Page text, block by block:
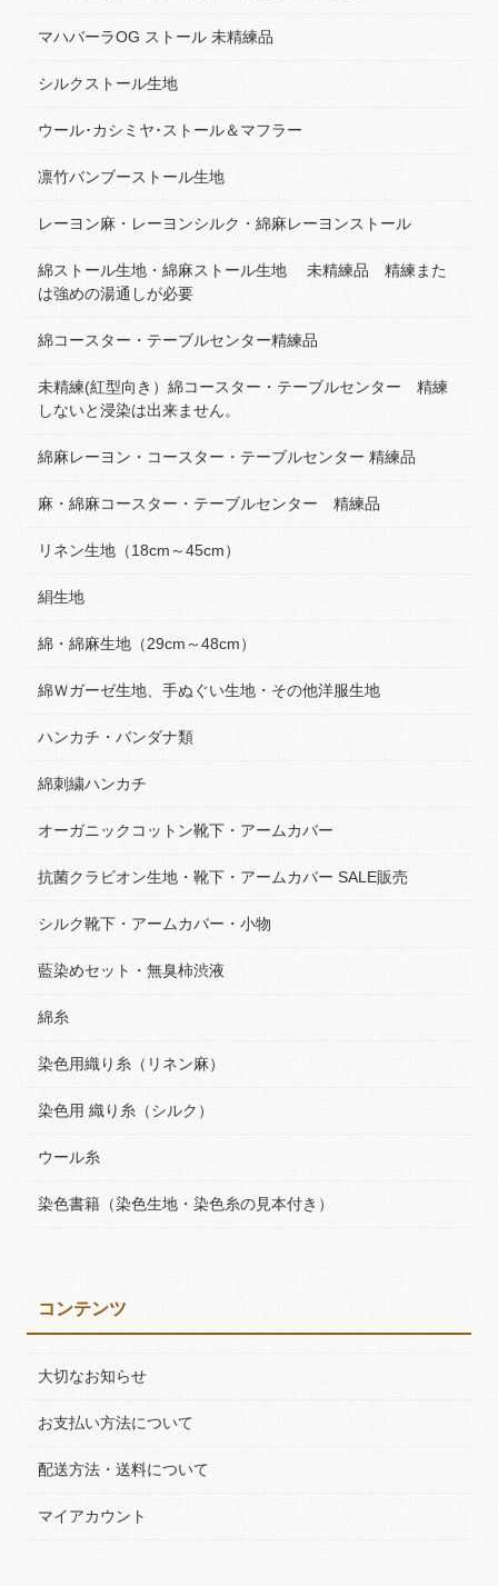
マハバーラOG ストール 未精練品
シルクストール生地
ウール･カシミヤ･ストール＆マフラー
凛竹バンブーストール生地
レーヨン麻・レーヨンシルク・綿麻レーヨンストール
綿ストール生地・綿麻ストール生地 未精練品 精練また
は強めの湯通しが必要
綿コースター・テーブルセンター精練品
未精練(紅型向き）綿コースター・テーブルセンター 精練
しないと浸染は出来ません。
綿麻レーヨン・コースター・テーブルセンター 精練品
麻・綿麻コースター・テーブルセンター 精練品
リネン生地（18cm～45cm）
絹生地
綿・綿麻生地（29cm～48cm）
綿Ｗガーゼ生地、手ぬぐい生地・その他洋服生地
ハンカチ・バンダナ類
綿刺繍ハンカチ
オーガニックコットン靴下・アームカバー
抗菌クラビオン生地・靴下・アームカバー SALE販売
シルク靴下・アームカバー・小物
藍染めセット・無臭柿渋液
綿糸
染色用織り糸（リネン麻）
染色用 織り糸（シルク）
ウール糸
染色書籍（染色生地・染色糸の見本付き）
コンテンツ
大切なお知らせ
お支払い方法について
配送方法・送料について
マイアカウント